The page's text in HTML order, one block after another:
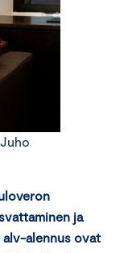
ja
alv-alennus ovat